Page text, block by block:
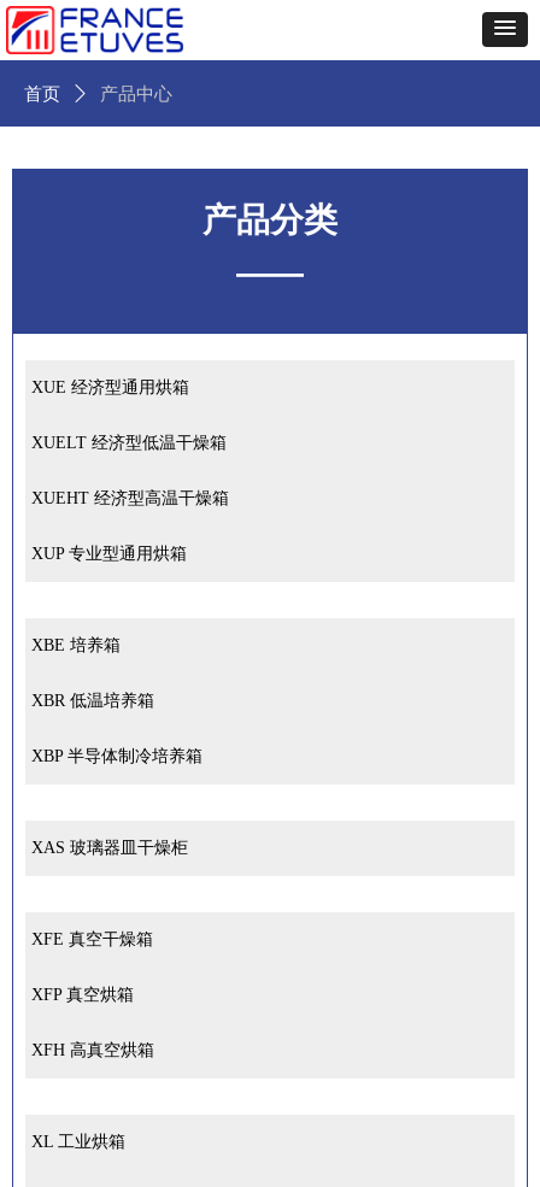
首页 ꄲ 产品中心
产品分类
——
XUE 经济型通用烘箱
XUELT 经济型低温干燥箱
XUEHT 经济型高温干燥箱
XUP 专业型通用烘箱
XBE 培养箱
XBR 低温培养箱
XBP 半导体制冷培养箱
XAS 玻璃器皿干燥柜
XFE 真空干燥箱
XFP 真空烘箱
XFH 高真空烘箱
XL 工业烘箱